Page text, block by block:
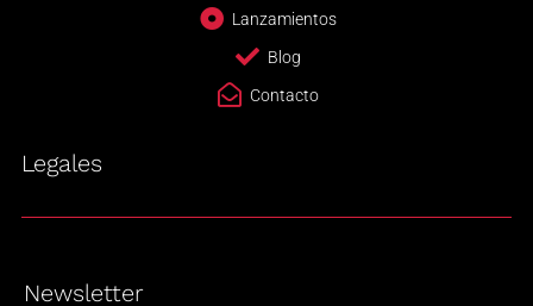
Lanzamientos
Blog
Contacto
Legales
Newsletter